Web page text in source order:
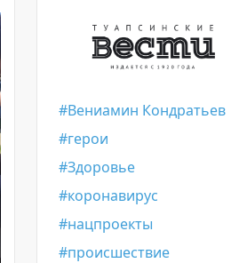
Вениамин Кондратьев
герои
Здоровье
коронавирус
нацпроекты
происшествие